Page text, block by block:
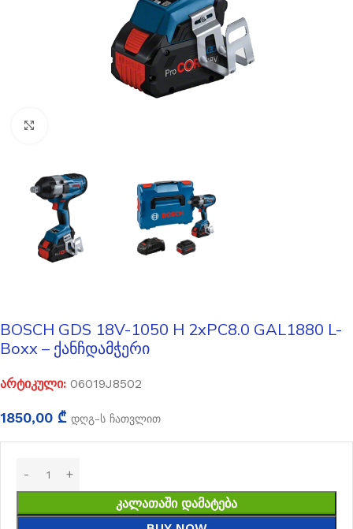
BOSCH GDS 18V-1050 H 2xPC8.0 GAL1880 L-
Boxx – ქანჩდამჭერი
არტიკული: 06019J8502
1850,00 ₾ დღგ-ს ჩათვლით
ᲙᲐᲚᲐᲗᲐᲨᲘ ᲓᲐᲛᲐᲢᲔᲑᲐ